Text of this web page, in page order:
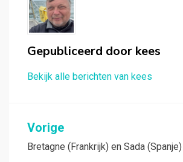
Gepubliceerd door kees
Bekijk alle berichten van kees
Bericht
navigatie
Vorige
Bretagne (Frankrijk) en Sada (Spanje)